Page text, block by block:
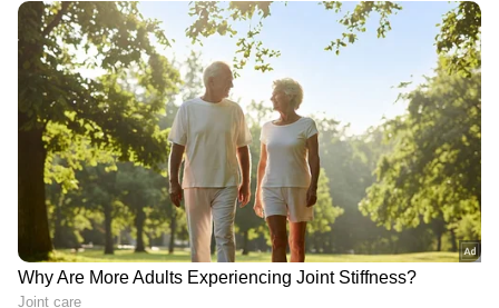
അസമിന് മികച്ച പരിചരണം നൽകിയ കിങ്
സഊദ് മെഡിക്കൽ സിറ്റിയിലെ
ഡോക്ടർമാർക്കും ആരോഗ്യപ്രവർത്തകർക്കും,
തുടക്കം മുതൽ എല്ലാവിധ പിന്തുണയും
നൽകിയ തൊഴിലുടമയ്ക്കും ആവശ്യമായ
സഹായങ്ങൾ ഒരുക്കിയ സൗദി അധികൃതർക്കും
ഇന്ത്യൻ എംബസി പ്രത്യേകം നന്ദി അറിയിച്ചു.
ആരോഗ്യം പൂർണമായി
വീണ്ടെടുക്കാത്തതിനാൽ